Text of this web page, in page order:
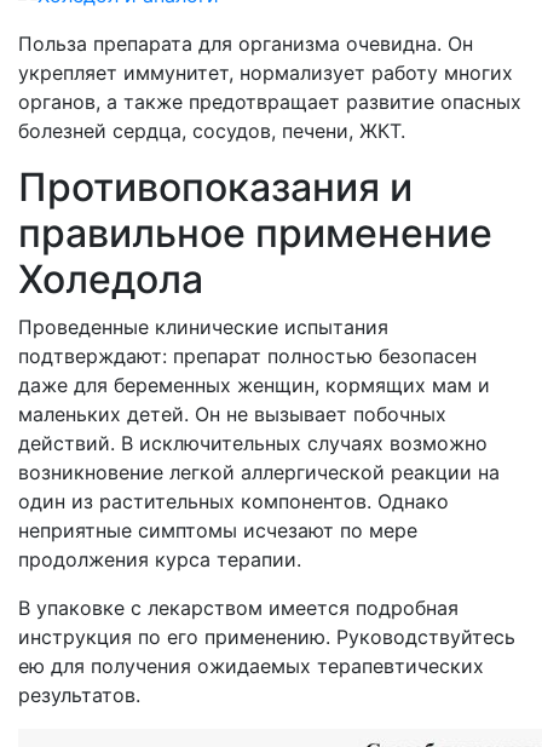
Польза препарата для организма очевидна. Он
укрепляет иммунитет, нормализует работу многих
органов, а также предотвращает развитие опасных
болезней сердца, сосудов, печени, ЖКТ.
Противопоказания и
правильное применение
Холедола
Проведенные клинические испытания
подтверждают: препарат полностью безопасен
даже для беременных женщин, кормящих мам и
маленьких детей. Он не вызывает побочных
действий. В исключительных случаях возможно
возникновение легкой аллергической реакции на
один из растительных компонентов. Однако
неприятные симптомы исчезают по мере
продолжения курса терапии.
В упаковке с лекарством имеется подробная
инструкция по его применению. Руководствуйтесь
ею для получения ожидаемых терапевтических
результатов.